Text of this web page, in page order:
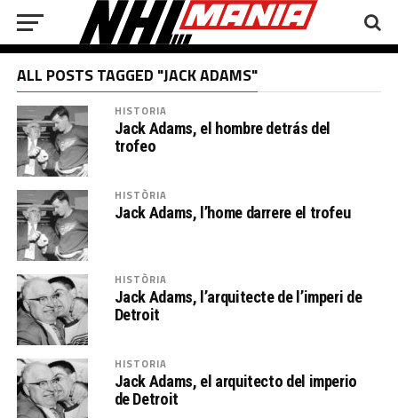
ALL POSTS TAGGED "JACK ADAMS"
HISTORIA
Jack Adams, el hombre detrás del
trofeo
HISTÒRIA
Jack Adams, l’home darrere el trofeu
HISTÒRIA
Jack Adams, l’arquitecte de l’imperi de
Detroit
HISTORIA
Jack Adams, el arquitecto del imperio
de Detroit